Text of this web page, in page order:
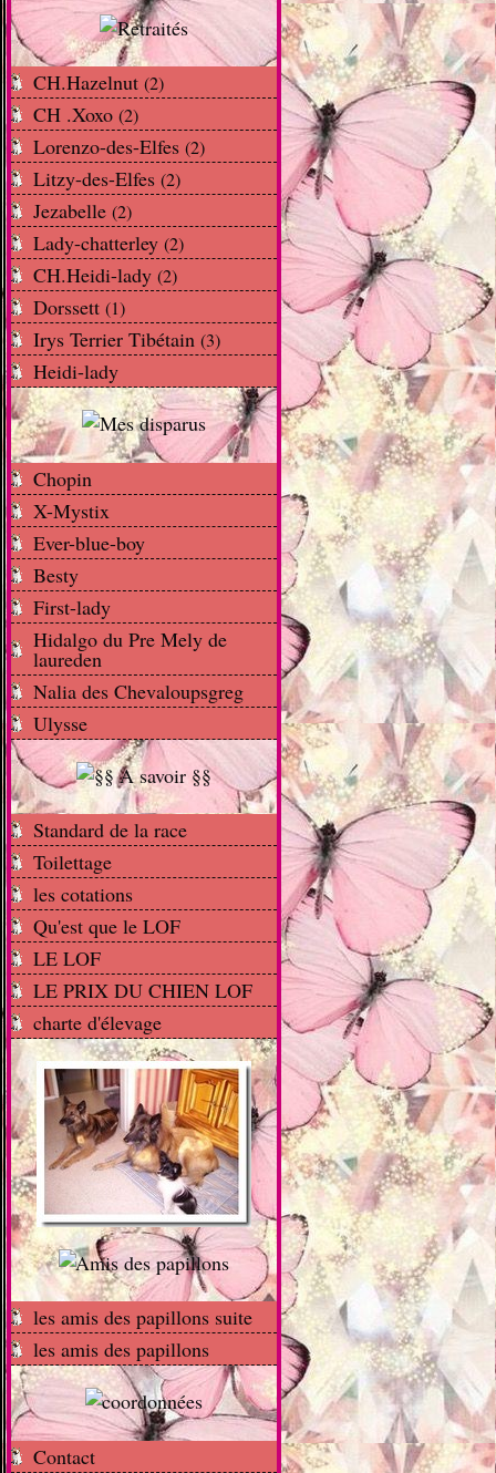
CH.Hazelnut (2)
CH .Xoxo (2)
Lorenzo-des-Elfes (2)
Litzy-des-Elfes (2)
Jezabelle (2)
Lady-chatterley (2)
CH.Heidi-lady (2)
Dorssett (1)
Irys Terrier Tibétain (3)
Heidi-lady
Chopin
X-Mystix
Ever-blue-boy
Besty
First-lady
Hidalgo du Pre Mely de
laureden
Nalia des Chevaloupsgreg
Ulysse
Standard de la race
Toilettage
les cotations
Qu'est que le LOF
LE LOF
LE PRIX DU CHIEN LOF
charte d'élevage
les amis des papillons suite
les amis des papillons
Contact